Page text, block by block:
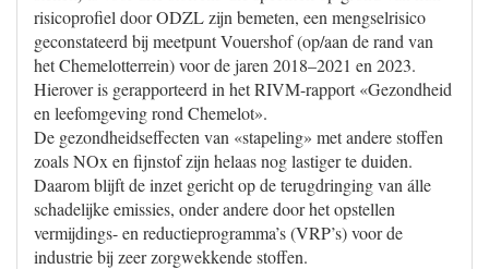
risicoprofiel door ODZL zijn bemeten, een mengselrisico
geconstateerd bij meetpunt Vouershof (op/aan de rand van
het Chemelotterrein) voor de jaren 2018–2021 en 2023.
Hierover is gerapporteerd in het RIVM-rapport «Gezondheid
en leefomgeving rond Chemelot».
De gezondheidseffecten van «stapeling» met andere stoffen
zoals NOx en fijnstof zijn helaas nog lastiger te duiden.
Daarom blijft de inzet gericht op de terugdringing van álle
schadelijke emissies, onder andere door het opstellen
vermijdings- en reductieprogramma’s (VRP’s) voor de
industrie bij zeer zorgwekkende stoffen.